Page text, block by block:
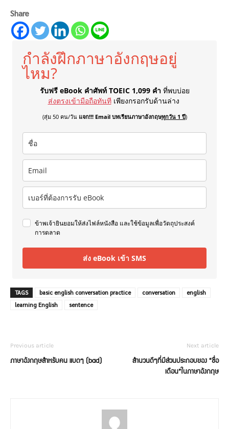
Share
กำลังฝึกภาษาอังกฤษอยู่
ไหม?
รับฟรี eBook คำศัพท์ TOEIC 1,099 คำ ที่พบบ่อย
ส่งตรงเข้ามือถือทันที เพียงกรอกรับด้านล่าง
(สุ่ม 50 คน/วัน แจก!!! Email บทเรียนภาษาอังกฤษทุกวัน 1 ปี)
ข้าพเจ้ายินยอมให้ส่งไฟล์หนังสือ และใช้ข้อมูลเพื่อวัตถุประสงค์
การตลาด
ส่ง eBook เข้า SMS
TAGS basic english conversation practice conversation
english
learning English
sentence
Previous article
ภาษาอังกฤษสำหรับคน แบดๆ (bad)
Next article
สำนวนดีๆที่มีส่วนประกอบของ “ชื่อ
เดือน”ในภาษาอังกฤษ